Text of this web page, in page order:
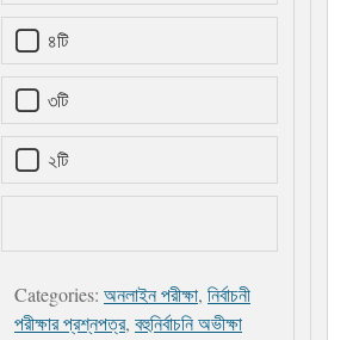
৪টি
৩টি
২টি
Categories: অনলাইন পরীক্ষা, নির্বাচনী
পরীক্ষার প্রশ্নপত্র, বহুনির্বাচনি অভীক্ষা